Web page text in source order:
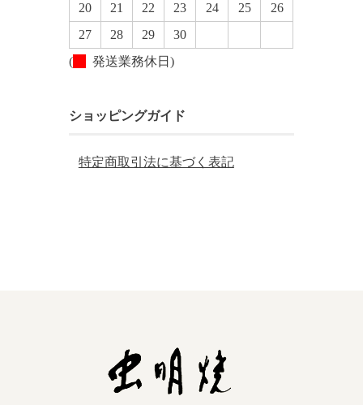
20
21 22 23 24 25
26
27
28 29
30
(
発送業務休日)
ショッピングガイド
特定商取引法に基づく表記